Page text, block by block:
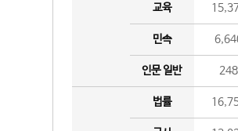
교육
민속
인문 일반 248
법률